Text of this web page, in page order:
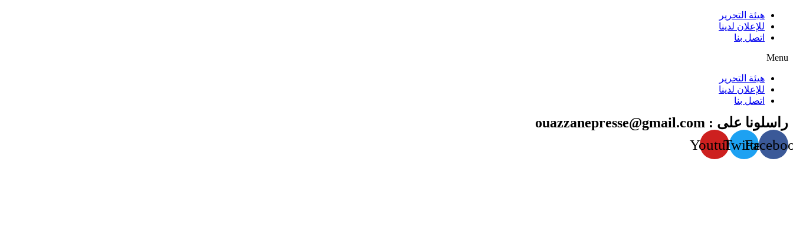
هيئة التحرير
للإعلان لدينا
اتصل بنا
Menu
هيئة التحرير
للإعلان لدينا
اتصل بنا
راسلونا على : ouazzanepresse@gmail.com
Twitter
Youtube